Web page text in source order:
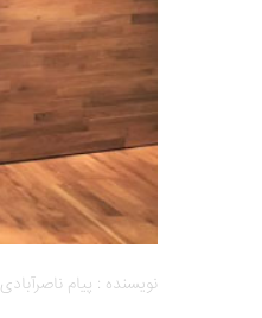
نویسنده : پیام ناصرآبادی